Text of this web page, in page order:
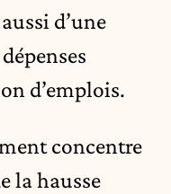
d’une
d’emplois.
concentre
la hausse